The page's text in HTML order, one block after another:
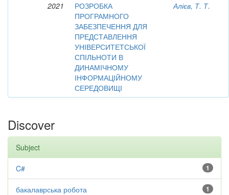
2021
РОЗРОБКА
ПРОГРАМНОГО
ЗАБЕЗПЕЧЕННЯ ДЛЯ
ПРЕДСТАВЛЕННЯ
УНІВЕРСИТЕТСЬКОЇ
СПІЛЬНОТИ В
ДИНАМІЧНОМУ
ІНФОРМАЦІЙНОМУ
СЕРЕДОВИЩІ
Алієв, Т. Т.
Discover
Subject
1
C#
1
бакалаврська робота